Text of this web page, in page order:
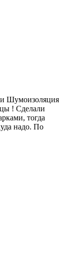
Шумоизоляция
! Сделали
тогда
надо. По